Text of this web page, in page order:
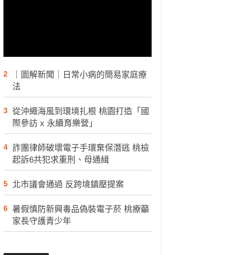
2
｜圖解新聞｜日常小病的簡易家庭療
法
3
從沖繩海風到環境扎根 桃園打造「國
際參訪 x 永續育樂營」
4
詐團律師破壞電子手環棄保潛逃 桃檢
起訴6共犯求重刑、母通緝
5 北市議會通過 反跨境鎮壓提案
6
暑假慎防新興毒品偽裝電子菸 桃療籲
家長守護青少年